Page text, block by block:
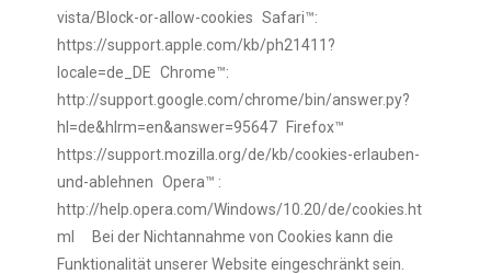
vista/Block-or-allow-cookies Safari™:
https://support.apple.com/kb/ph21411?
locale=de_DE Chrome™:
http://support.google.com/chrome/bin/answer.py?
hl=de&hlrm=en&answer=95647 Firefox™
https://support.mozilla.org/de/kb/cookies-erlauben-
und-ablehnen Opera™ :
http://help.opera.com/Windows/10.20/de/cookies.ht
ml Bei der Nichtannahme von Cookies kann die
Funktionalität unserer Website eingeschränkt sein.